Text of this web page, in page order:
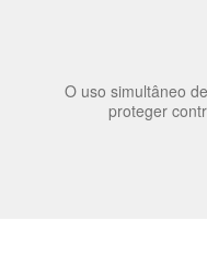
O uso simultâneo
proteger